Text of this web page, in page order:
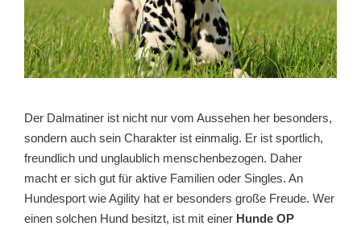
Der Dalmatiner ist nicht nur vom Aussehen her besonders,
sondern auch sein Charakter ist einmalig. Er ist sportlich,
freundlich und unglaublich menschenbezogen. Daher
macht er sich gut für aktive Familien oder Singles. An
Hundesport wie Agility hat er besonders große Freude. Wer
einen solchen Hund besitzt, ist mit einer Hunde OP